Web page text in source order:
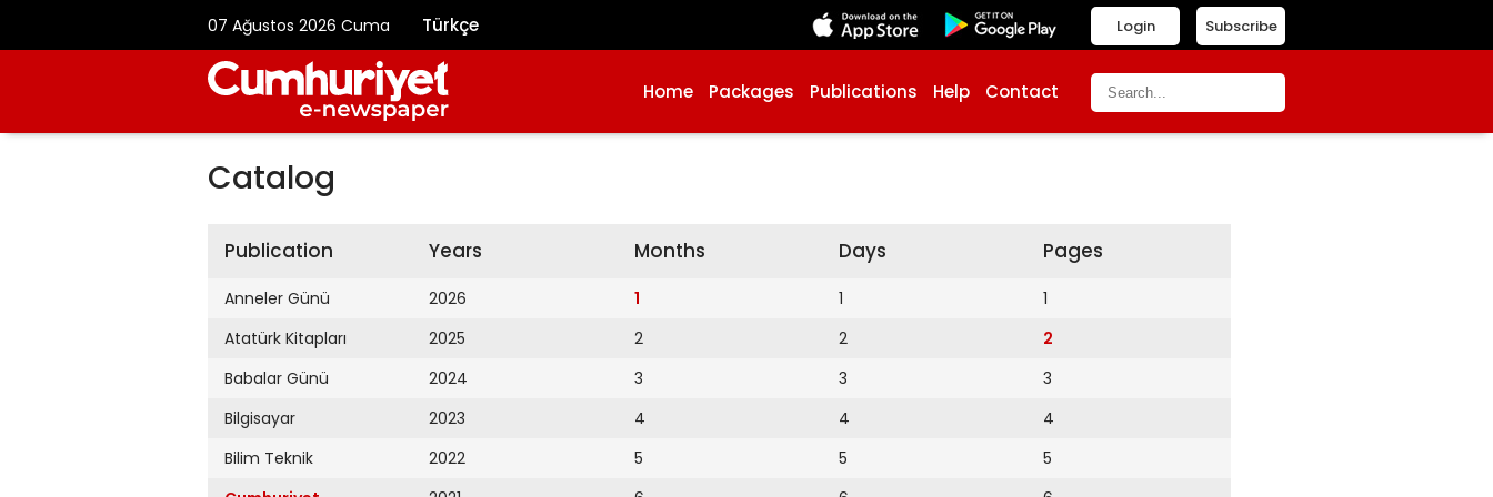
07 Ağustos 2026 Cuma Türkçe Subscribe
Login
Home Packages Publications Help Contact
Catalog
Publication
Anneler Günü
Atatürk Kitapları
Babalar Günü
Bilgisayar
Bilim Teknik
Years
2026
2025
2024
2023
2022
Months
1
2
3
4
5
Days
1
2
3
4
5
Pages
1
2
3
4
5